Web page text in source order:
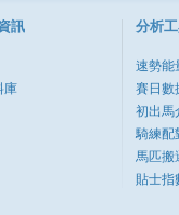
訊
庫
分析
速勢能
賽日數
初出馬
騎練配
馬匹搬
貼士指